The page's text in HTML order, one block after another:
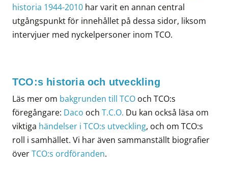
historia 1944-2010 har varit en annan central
utgångspunkt för innehållet på dessa sidor, liksom
intervjuer med nyckelpersoner inom TCO.
TCO:s historia och utveckling
Läs mer om bakgrunden till TCO och TCO:s
föregångare: Daco och T.C.O. Du kan också läsa om
viktiga händelser i TCO:s utveckling, och om TCO:s
roll i samhället. Vi har även sammanställt biografier
överTCO:s ordföranden.